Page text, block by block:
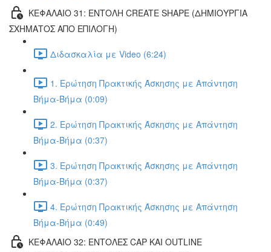
ΚΕΦΑΛΑΙΟ 31: ΕΝΤΟΛΗ CREATE SHAPE (ΔΗΜΙΟΥΡΓΙΑ
ΣΧΗΜΑΤΟΣ ΑΠΟ ΕΠΙΛΟΓΗ)
Διδασκαλία με Video (6:24)
1. Ερώτηση Πρακτικής Άσκησης με Απάντηση
Βήμα-Βήμα (0:09)
2. Ερώτηση Πρακτικής Άσκησης με Απάντηση
Βήμα-Βήμα (0:37)
3. Ερώτηση Πρακτικής Άσκησης με Απάντηση
Βήμα-Βήμα (0:37)
4. Ερώτηση Πρακτικής Άσκησης με Απάντηση
Βήμα-Βήμα (0:49)
ΚΕΦΑΛΑΙΟ 32: ΕΝΤΟΛΕΣ CAP ΚΑΙ OUTLINE